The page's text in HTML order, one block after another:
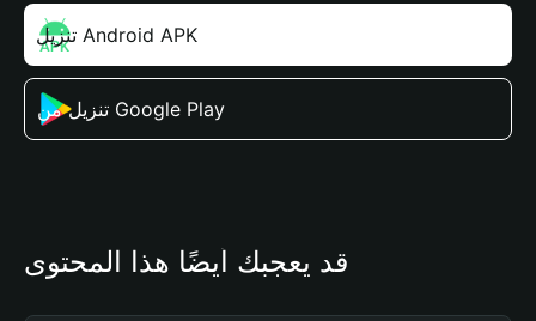
تنزيل Android APK
تنزيل من Google Play
قد يعجبك أيضًا هذا المحتوى